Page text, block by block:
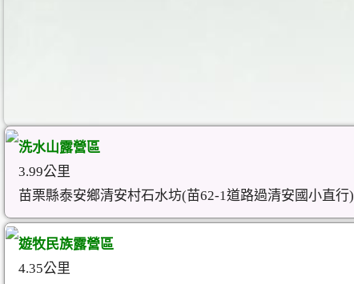
洗水山露營區
3.99公里
苗栗縣泰安鄉清安村石水坊(苗62-1道路過清安國小直行)
遊牧民族露營區
4.35公里